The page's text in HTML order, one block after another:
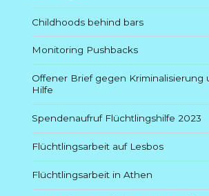
Childhoods behind bars
Monitoring Pushbacks
Offener Brief gegen Kriminalisierung
Hilfe
Spendenaufruf Flüchtlingshilfe 2023
Flüchtlingsarbeit auf Lesbos
Flüchtlingsarbeit in Athen